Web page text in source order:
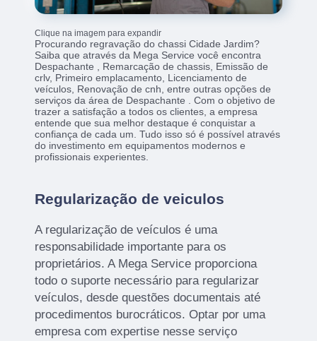
Clique na imagem para expandir
Procurando regravação do chassi Cidade Jardim?
Saiba que através da Mega Service você encontra
Despachante , Remarcação de chassis, Emissão de
crlv, Primeiro emplacamento, Licenciamento de
veículos, Renovação de cnh, entre outras opções de
serviços da área de Despachante . Com o objetivo de
trazer a satisfação a todos os clientes, a empresa
entende que sua melhor destaque é conquistar a
confiança de cada um. Tudo isso só é possível através
do investimento em equipamentos modernos e
profissionais experientes.
Regularização de veiculos
A regularização de veículos é uma
responsabilidade importante para os
proprietários. A Mega Service proporciona
todo o suporte necessário para regularizar
veículos, desde questões documentais até
procedimentos burocráticos. Optar por uma
empresa com expertise nesse serviço